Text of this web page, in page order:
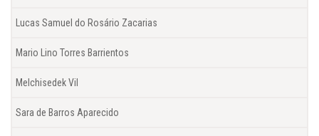
Lucas Samuel do Rosário Zacarias
Mario Lino Torres Barrientos
Melchisedek Vil
Sara de Barros Aparecido